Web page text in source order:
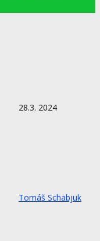
28.3. 2024
Tomáš Schabjuk